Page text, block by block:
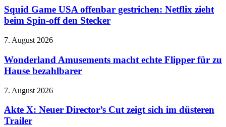
Instagram
an
trägt
Prada
–
randaliert
wieder
im
USA
offenbar
gestrichen:
zieht
Spin-
off
Stecker
Squid Game USA offenbar gestrichen: Netflix zieht
beim Spin-off den Stecker
Wonderland
macht
echte
Flipper
zu
bezahlbarer
7. August 2026
Wonderland Amusements macht echte Flipper für zu
Hause bezahlbarer
Akte
Neuer
Director’s
7. August 2026
Akte X: Neuer Director’s Cut zeigt sich im düsteren
Trailer